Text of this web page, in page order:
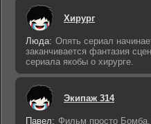
Хирург
Люда: Опять сериал
заканчивается фантазия
сериала якобы о хирурге.
Экипаж 314
Павел: Фильм просто